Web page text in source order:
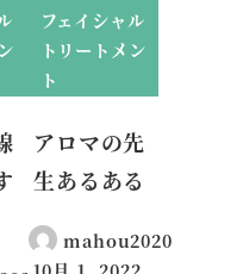
フェイシャル
トリートメン
ト
アロマの先
生あるある
mahou2020